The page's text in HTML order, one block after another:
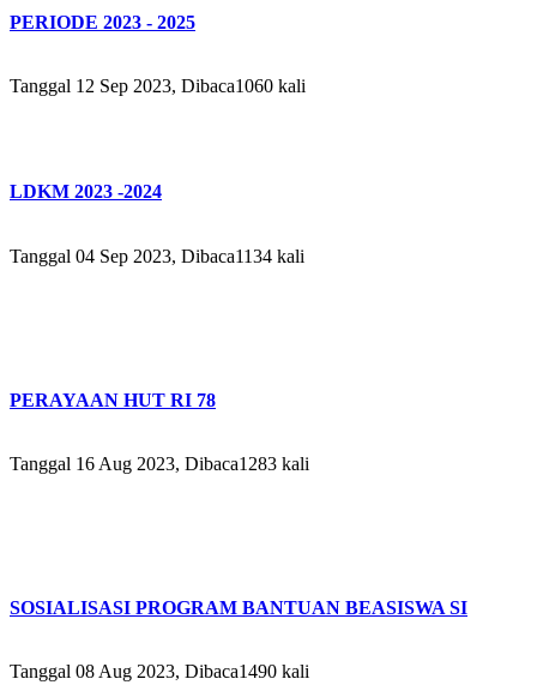
PERIODE 2023 - 2025
Tanggal 12 Sep 2023, Dibaca1060 kali
LDKM 2023 -2024
Tanggal 04 Sep 2023, Dibaca1134 kali
PERAYAAN HUT RI 78
Tanggal 16 Aug 2023, Dibaca1283 kali
SOSIALISASI PROGRAM BANTUAN BEASISWA SI
Tanggal 08 Aug 2023, Dibaca1490 kali